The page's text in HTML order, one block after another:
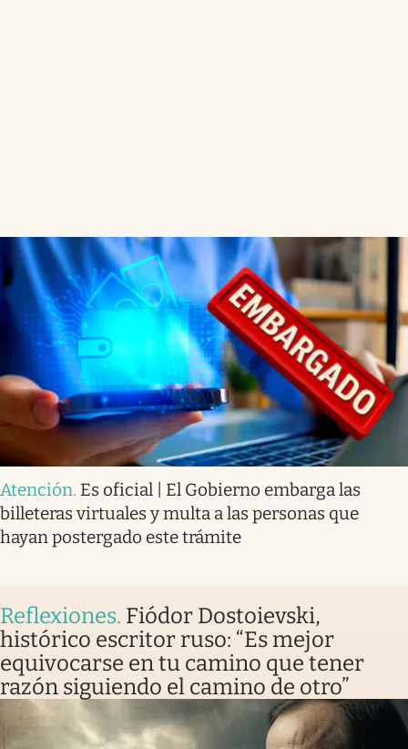
Atención. Es oficial | El Gobierno embarga las
billeteras virtuales y multa a las personas que
hayan postergado este trámite
Reflexiones. Fiódor Dostoievski,
histórico escritor ruso: “Es mejor
equivocarse en tu camino que tener
razón siguiendo el camino de otro”